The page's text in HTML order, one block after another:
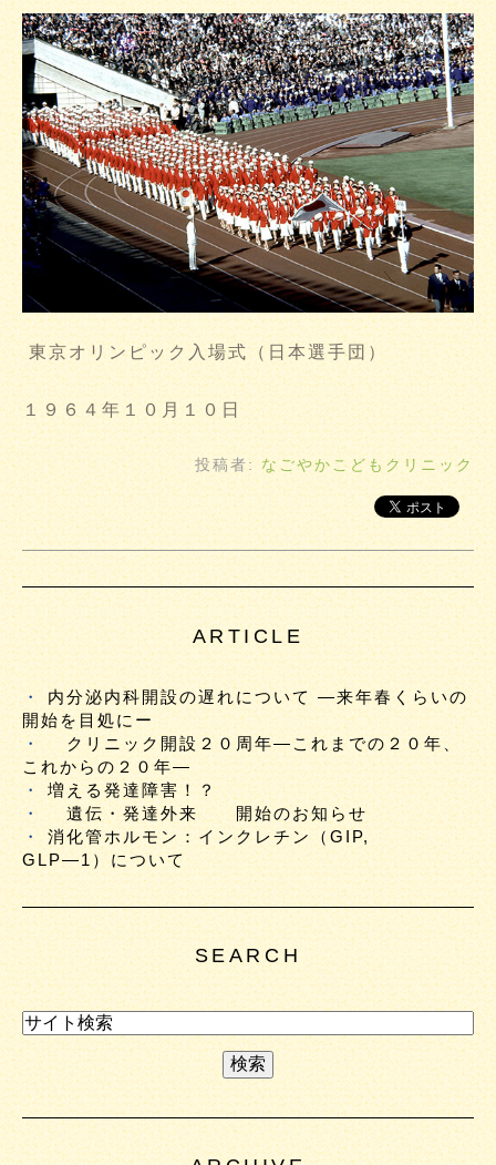
東京オリンピック入場式（日本選手団）
１９６４年１０月１０日
投稿者:なごやかこどもクリニック
ARTICLE
内分泌内科開設の遅れについて ―来年春くらいの
開始を目処にー
クリニック開設２０周年―これまでの２０年、
これからの２０年―
増える発達障害！？
遺伝・発達外来 開始のお知らせ
消化管ホルモン：インクレチン（GIP,
GLP―1）について
SEARCH